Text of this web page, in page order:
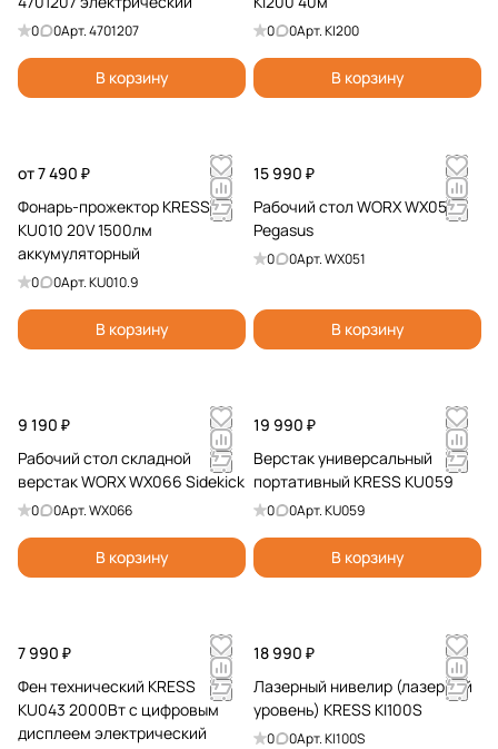
0 0Арт.4701207
В корзину
0 0Арт.KI200
В корзину
от 7 490 ₽
Фонарь-прожектор KRESS
KU010 20V 1500лм
аккумуляторный
0 0Арт.KU010.9
В корзину
15 990 ₽
Рабочий стол WORX WX051
Pegasus
0 0Арт.WX051
В корзину
9 190 ₽
Рабочий стол складной
верстак WORX WX066 Sidekick
0 0Арт.WX066
В корзину
19 990 ₽
Верстак универсальный
портативный KRESS KU059
0 0Арт.KU059
В корзину
7 990 ₽
Фен технический KRESS
KU043 2000Вт с цифровым
дисплеем электрический
18 990 ₽
Лазерный нивелир (лазерный
уровень) KRESS KI100S
0 0Арт.KI100S